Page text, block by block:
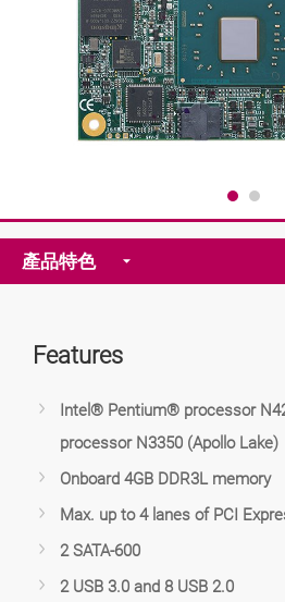
產品特色
Features
Intel® Pentium® processor
processor N3350 (Apollo Lake)
Onboard 4GB DDR3L memory
Max. up to 4 lanes of PCI
2 SATA-600
2 USB 3.0 and 8 USB 2.0